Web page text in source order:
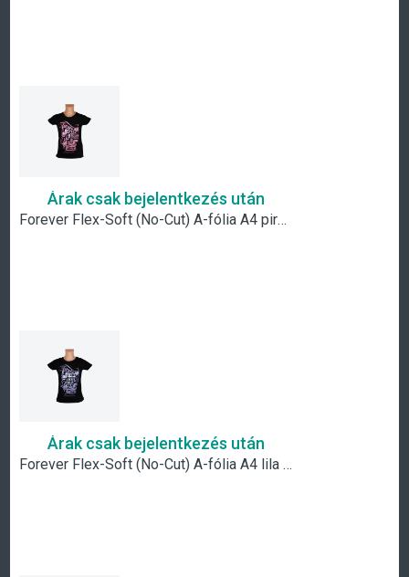
Árak csak bejelentkezés után
Forever Flex-Soft (No-Cut) A-fólia A4 piros metál
Árak csak bejelentkezés után
Forever Flex-Soft (No-Cut) A-fólia A4 lila metál